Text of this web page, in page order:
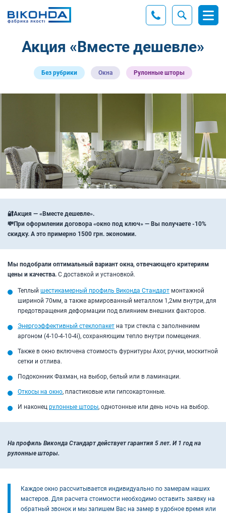
Акция «Вместе дешевле»
Без рубрики Окна Рулонные шторы
🔐Акция — «Вместе дешевле».
💸При оформлении договора «окно под ключ» — Вы получаете -10%
скидку. А это примерно 1500 грн. экономии.
Мы подобрали оптимальный вариант окна, отвечающего критериям
цены и качества. С доставкой и установкой.
Теплый шестикамерный профиль Виконда Стандарт монтажной
шириной 70мм, а также армированный металлом 1,2мм внутри, для
предотвращения деформации под влиянием внешних факторов.
Энергоэффективный стеклопакет на три стекла с заполнением
аргоном (4-10-4-10-4i), сохраняющим тепло внутри помещения.
Также в окно включена стоимость фурнитуры Axor, ручки, москитной
сетки и отлива.
Подоконник Фахман, на выбор, белый или в ламинации.
Откосы на окно, пластиковые или гипсокартонные.
И наконец рулонные шторы, однотонные или день ночь на выбор.
На профиль Виконда Стандарт действует гарантия 5 лет. И 1 год на
рулонные шторы.
Каждое окно рассчитывается индивидуально по замерам наших
мастеров. Для расчета стоимости необходимо оставить заявку на
обратный звонок и мы запишем Вас на замер в удобное время или